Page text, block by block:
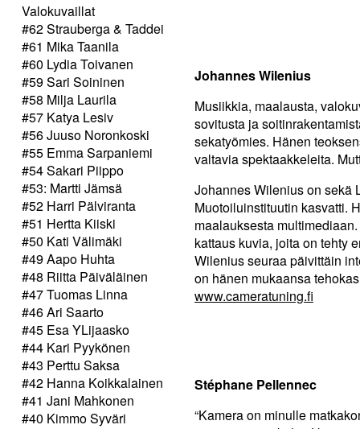
Valokuvaillat
#62 Strauberga & Taddei
#61 Mika Taanila
#60 Lydia Toivanen
#59 Sari Soininen
#58 Milja Laurila
#57 Katya Lesiv
#56 Juuso Noronkoski
#55 Emma Sarpaniemi
#54 Sakari Piippo
#53: Martti Jämsä
#52 Harri Pälviranta
#51 Hertta Kiiski
#50 Kati Välimäki
#49 Aapo Huhta
#48 Riitta Päiväläinen
#47 Tuomas Linna
#46 Ari Saarto
#45 Esa YLijaasko
#44 Kari Pyykönen
#43 Perttu Saksa
#42 Hanna Koikkalainen
#41 Jani Mahkonen
#40 Kimmo Syväri
Johannes Wilenius
Musiikkia, maalausta,
sovitusta ja
sekatyömies. Hänen
valtavia spektaakkeleita.
Johannes Wilenius on sekä
Muotoiluinstituutin kasvatti.
maalauksesta
kattaus kuvia, joita on tehty
Wilenius seuraa päivittäin
on hänen mukaansa
www.cameratuning.fi
Stéphane Pellennec
“Kamera on minulle